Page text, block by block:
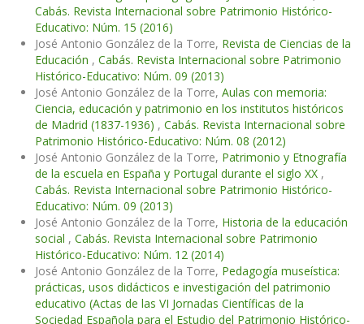
Cabás. Revista Internacional sobre Patrimonio Histórico-
Educativo: Núm. 15 (2016)
José Antonio González de la Torre, Revista de Ciencias de la
Educación , Cabás. Revista Internacional sobre Patrimonio
Histórico-Educativo: Núm. 09 (2013)
José Antonio González de la Torre, Aulas con memoria:
Ciencia, educación y patrimonio en los institutos históricos
de Madrid (1837-1936) , Cabás. Revista Internacional sobre
Patrimonio Histórico-Educativo: Núm. 08 (2012)
José Antonio González de la Torre, Patrimonio y Etnografía
de la escuela en España y Portugal durante el siglo XX ,
Cabás. Revista Internacional sobre Patrimonio Histórico-
Educativo: Núm. 09 (2013)
José Antonio González de la Torre, Historia de la educación
social , Cabás. Revista Internacional sobre Patrimonio
Histórico-Educativo: Núm. 12 (2014)
José Antonio González de la Torre, Pedagogía museística:
prácticas, usos didácticos e investigación del patrimonio
educativo (Actas de las VI Jornadas Científicas de la
Sociedad Española para el Estudio del Patrimonio Histórico-